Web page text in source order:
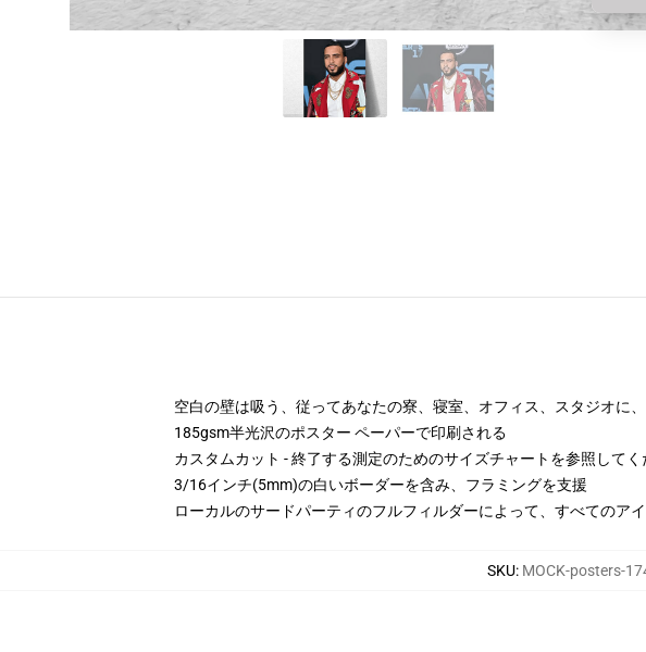
空白の壁は吸う、従ってあなたの寮、寝室、オフィス、スタジオに
185gsm半光沢のポスター ペーパーで印刷される
カスタムカット - 終了する測定のためのサイズチャートを参照してく
3/16インチ(5mm)の白いボーダーを含み、フラミングを支援
ローカルのサードパーティのフルフィルダーによって、すべてのア
SKU: MOCK-posters-